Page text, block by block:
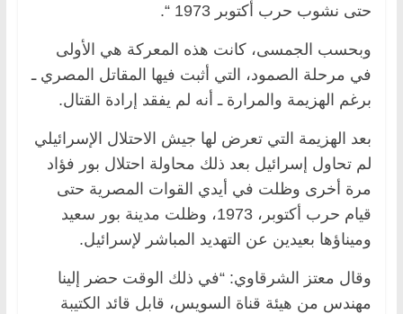
حتى نشوب حرب أكتوبر 1973 “.
وبحسب الجمسى، كانت هذه المعركة هي الأولى
في مرحلة الصمود، التي أثبت فيها المقاتل المصري ـ
برغم الهزيمة والمرارة ـ أنه لم يفقد إرادة القتال.
بعد الهزيمة التي تعرض لها جيش الاحتلال الإسرائيلي
لم تحاول إسرائيل بعد ذلك محاولة احتلال بور فؤاد
مرة أخرى وظلت في أيدي القوات المصرية حتى
قيام حرب أكتوبر، 1973، وظلت مدينة بور سعيد
وميناؤها بعيدين عن التهديد المباشر لإسرائيل.
وقال معتز الشرقاوي: “في ذلك الوقت حضر إلينا
مهندس من هيئة قناة السويس، قابل قائد الكتيبة